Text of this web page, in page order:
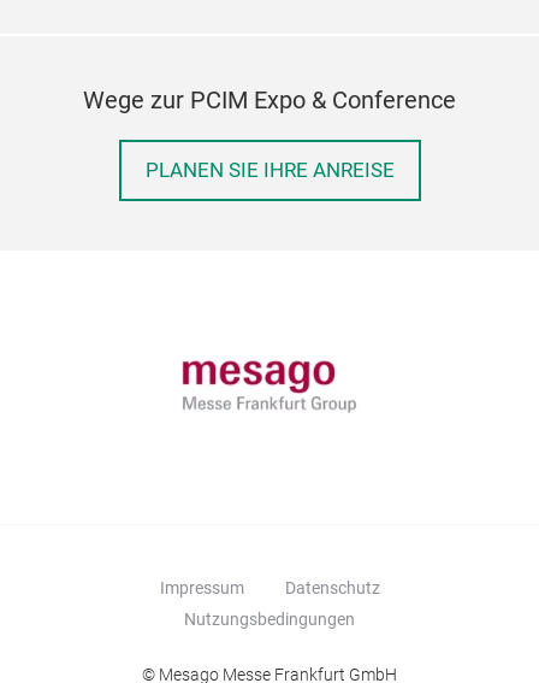
Wege zur PCIM Expo & Conference
PLANEN SIE IHRE ANREISE
Impressum
Datenschutz
Nutzungsbedingungen
© Mesago Messe Frankfurt GmbH